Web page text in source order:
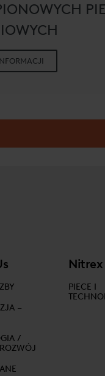
–
/
Nitrex
PIECE I